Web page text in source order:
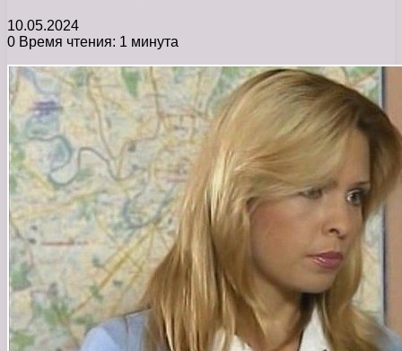
10.05.2024
0 Время чтения: 1 минута